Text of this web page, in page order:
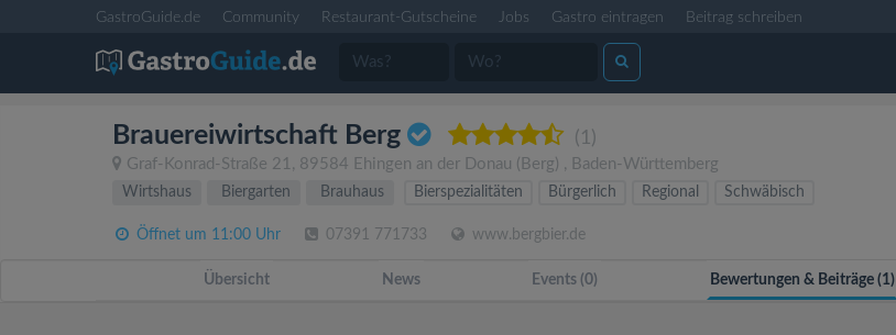
GastroGuide.de Community Restaurant-Gutscheine Jobs Gastro eintragen Beitrag schreiben
Brauereiwirtschaft Berg (1)
Graf-Konrad-Straße 21 , 89584 Ehingen an der Donau (Berg) , Baden-Württemberg
Wirtshaus Biergarten Brauhaus Bierspezialitäten Bürgerlich Regional Schwäbisch
Öffnet um 11:00 Uhr 07391 771733 www.bergbier.de
Übersicht News Events (0) Bewertungen & Beiträge (1)